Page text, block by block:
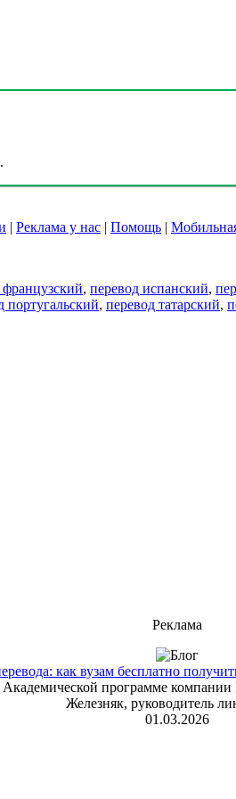
| Реклама у нас | Помощь |
французский, перевод испанский,
португальский, перевод татарский,
Реклама
как вузам бесплатно
программе
Железняк, руководитель
01.03.2026